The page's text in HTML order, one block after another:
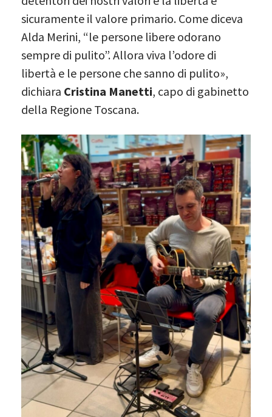
sicuramente il valore primario. Come diceva
Alda Merini, “le persone libere odorano
sempre di pulito”. Allora viva l’odore di
libertà e le persone che sanno di pulito»,
dichiara Cristina Manetti, capo di gabinetto
della Regione Toscana.